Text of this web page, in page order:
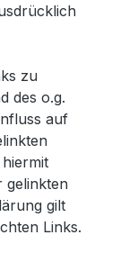
zu
des o.g.
auf
gelinkten
gilt
Links.